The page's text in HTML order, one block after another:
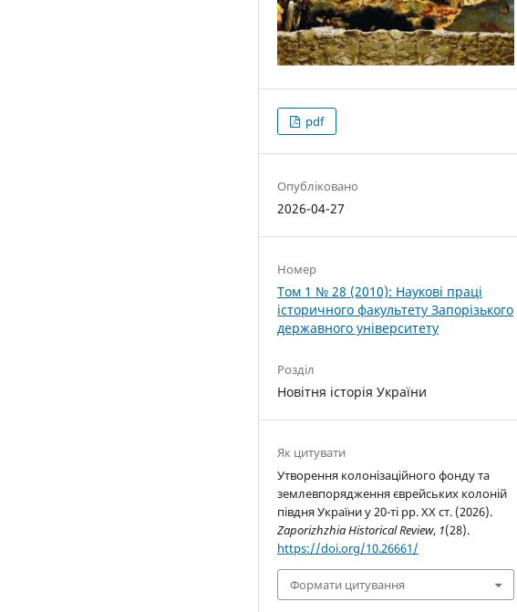
pdf
Опубліковано
2026-04-27
Номер
Том 1 № 28 (2010): Наукові праці
історичного факультету Запорізького
державного університету
Розділ
Новітня історія України
Як цитувати
Утворення колонізаційного фонду та
землевпорядження єврейських колоній
півдня України у 20-ті рр. ХХ ст. (2026).
Zaporizhzhia Historical Review, 1(28).
https://doi.org/10.26661/
Формати цитування